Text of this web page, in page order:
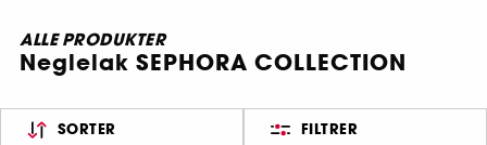
ALLE PRODUKTER
Neglelak SEPHORA COLLECTION
SORTER FILTRER